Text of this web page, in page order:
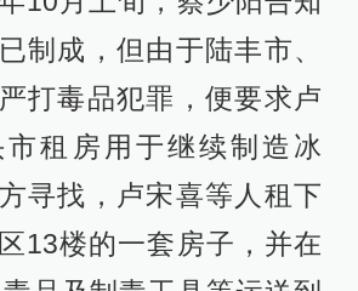
制成，但由于陆丰市、
打毒品犯罪，便要求卢
租房用于继续制造冰
寻找，卢宋喜等人租下
13楼的一套房子，并在